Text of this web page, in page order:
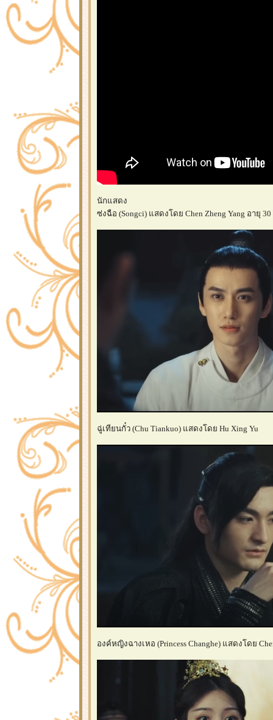
นักแสดง
ซ่งฉือ (Songci) แสดงโดย Chen Zheng Yang อายุ 30
ฉู่เทียนกั๋ว (Chu Tiankuo) แสดงโดย Hu Xing Yu
องค์หญิงฉางเหอ (Princess Changhe) แสดงโดย